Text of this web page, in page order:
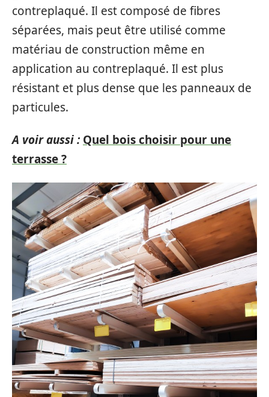
contreplaqué. Il est composé de fibres
séparées, mais peut être utilisé comme
matériau de construction même en
application au contreplaqué. Il est plus
résistant et plus dense que les panneaux de
particules.
A voir aussi : Quel bois choisir pour une
terrasse ?